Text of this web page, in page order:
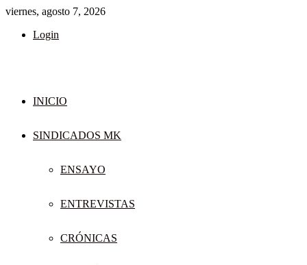
viernes, agosto 7, 2026
Login
INICIO
SINDICADOS MK
ENSAYO
ENTREVISTAS
CRÓNICAS